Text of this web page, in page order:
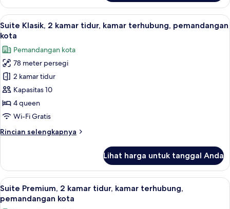
kota
Suite
Elite,
2
kamar
jet
tub,
pemandangan
kota
Lihat
semua
foto
untuk
Suite
Klasik,
2
kamar
tidur,
terhubung,
Seprai antialergi, selimut bulu
5
Suite Klasik, 2 kamar tidur, kamar terhubung, pemandangan
kota
Pemandangan kota
78 meter persegi
2 kamar tidur
Kapasitas 10
4 queen
Wi-Fi Gratis
Rincian selengkapnya
Rincian
Suite
Klasik,
2
kamar
tidur,
Lihat harga untuk tanggal Anda
Lihat
semua
foto
Seprai antialergi, selimut bulu
5
Suite Premium, 2 kamar tidur, kamar terhubung,
pemandangan kota